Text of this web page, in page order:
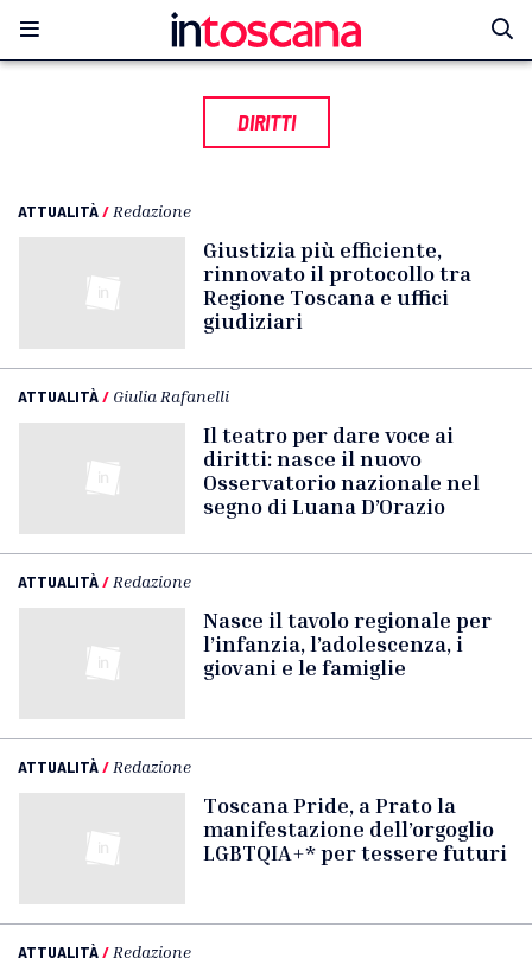
DIRITTI
ATTUALITÀ/ Redazione
Giustizia più efficiente,
rinnovato il protocollo tra
Regione Toscana e uffici
giudiziari
ATTUALITÀ/ Giulia Rafanelli
Il teatro per dare voce ai
diritti: nasce il nuovo
Osservatorio nazionale nel
segno di Luana D’Orazio
ATTUALITÀ/ Redazione
Nasce il tavolo regionale per
l’infanzia, l’adolescenza, i
giovani e le famiglie
ATTUALITÀ/ Redazione
Toscana Pride, a Prato la
manifestazione dell’orgoglio
LGBTQIA+* per tessere futuri
ATTUALITÀ/ Redazione